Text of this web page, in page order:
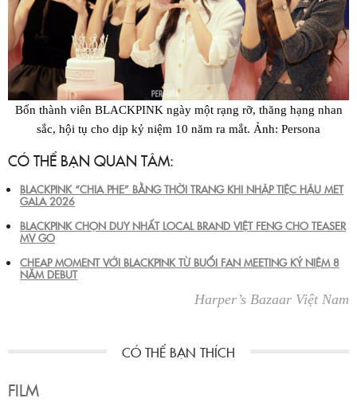
Bốn thành viên BLACKPINK ngày một rạng rỡ, thăng hạng nhan
sắc, hội tụ cho dịp kỷ niệm 10 năm ra mắt. Ảnh: Persona
CÓ THỂ BẠN QUAN TÂM:
BLACKPINK “CHIA PHE” BẰNG THỜI TRANG KHI NHẬP TIỆC HẬU MET
GALA 2026
BLACKPINK CHỌN DUY NHẤT LOCAL BRAND VIỆT FENG CHO TEASER
MV GO
CHEAP MOMENT VỚI BLACKPINK TỪ BUỔI FAN MEETING KỶ NIỆM 8
NĂM DEBUT
Harper’s Bazaar Việt Nam
FILM